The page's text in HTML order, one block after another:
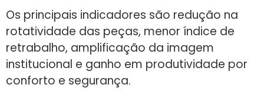
Os principais indicadores são redução na
rotatividade das peças, menor índice de
retrabalho, amplificação da imagem
institucional e ganho em produtividade por
conforto e segurança.